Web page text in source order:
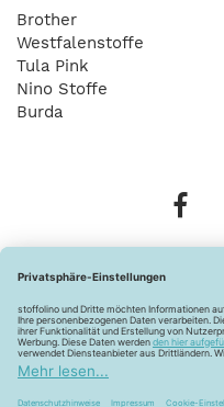
Brother
Westfalenstoffe
Tula Pink
Nino Stoffe
Burda
Widerrufsbelehrung
Barrierefreiheitserklärung